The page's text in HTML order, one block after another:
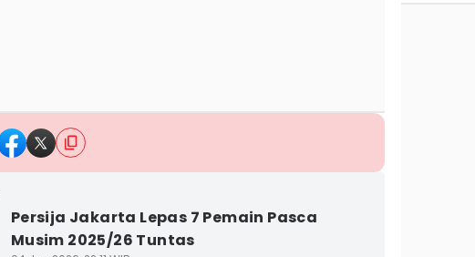
Persija Jakarta Lepas 7 Pemain Pasca
Musim 2025/26 Tuntas